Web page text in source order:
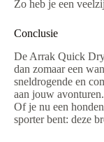
Zo heb je een
Conclusie
De Arrak Quick
dan zomaar een
sneldrogende en
aan jouw avonturen.
Of je nu een
sporter bent: deze